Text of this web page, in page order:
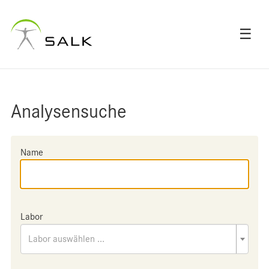
☰
Analysensuche
Name
Labor
Labor auswählen ...